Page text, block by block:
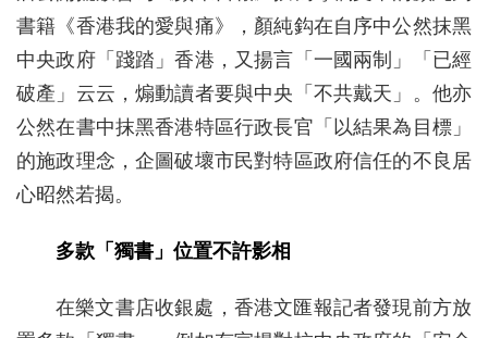
書籍《香港我的愛與痛》，顏純鈎在自序中公然抹黑
中央政府「踐踏」香港，又揚言「一國兩制」「已經
破產」云云，煽動讀者要與中央「不共戴天」。他亦
公然在書中抹黑香港特區行政長官「以結果為目標」
的施政理念，企圖破壞市民對特區政府信任的不良居
心昭然若揭。
多款「獨書」位置不許影相
在樂文書店收銀處，香港文匯報記者發現前方放